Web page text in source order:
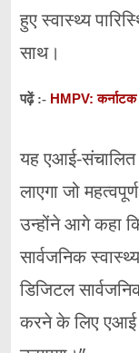
हुए स्वास्थ्य
साथ।
पढ़ें :- HMPV: कर्नाटक
यह एआई-संचालित
लाएगा जो
उन्होंने आगे कहा
सार्वजनिक
डिजिटल
करने के लिए एआई